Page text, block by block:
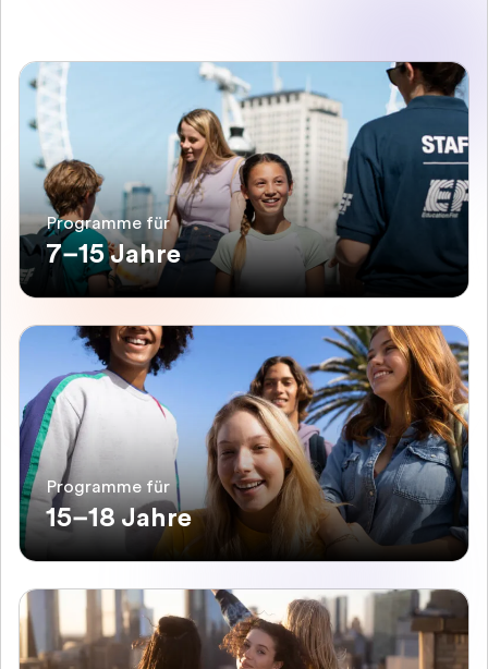
Programme für
7–15 Jahre
Programme für
15–18 Jahre